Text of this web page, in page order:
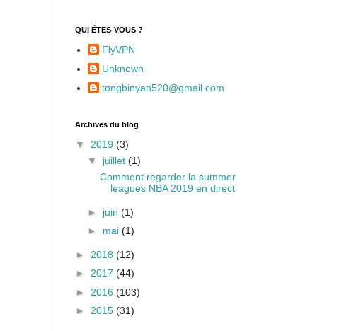
QUI ÊTES-VOUS ?
FlyVPN
Unknown
tongbinyan520@gmail.com
Archives du blog
▼ 2019 (3)
▼ juillet (1)
Comment regarder la summer
leagues NBA 2019 en direct
► juin (1)
► mai (1)
► 2018 (12)
► 2017 (44)
► 2016 (103)
► 2015 (31)